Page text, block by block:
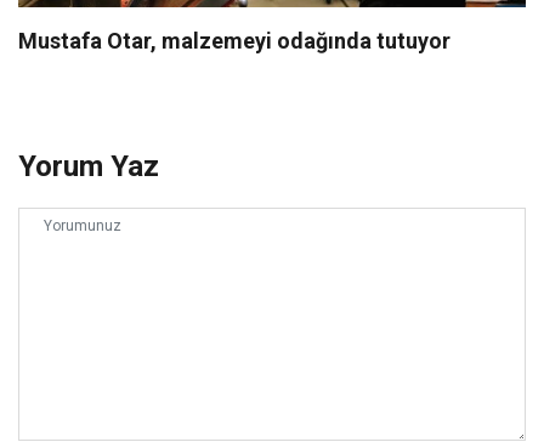
Mustafa Otar, malzemeyi odağında tutuyor
Yorum Yaz